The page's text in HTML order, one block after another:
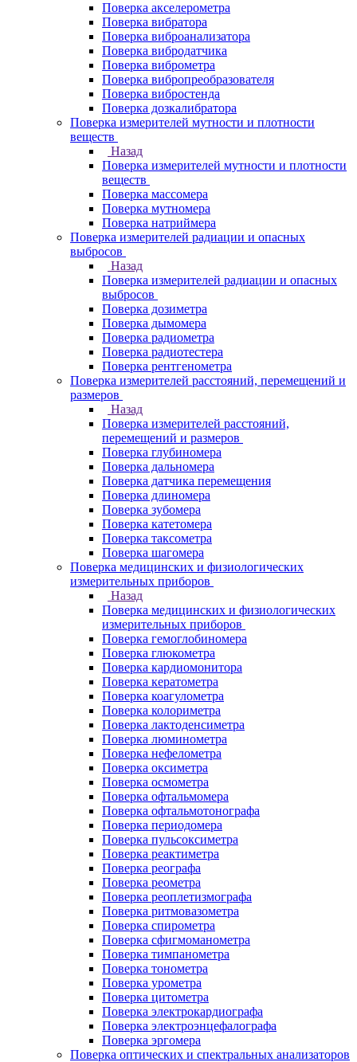
Поверка акселерометра
Поверка вибратора
Поверка виброанализатора
Поверка вибродатчика
Поверка виброметра
Поверка вибропреобразователя
Поверка вибростенда
Поверка дозкалибратора
Поверка измерителей мутности и плотности
веществ
Назад
Поверка измерителей мутности и плотности
веществ
Поверка массомера
Поверка мутномера
Поверка натриймера
Поверка измерителей радиации и опасных
выбросов
Назад
Поверка измерителей радиации и опасных
выбросов
Поверка дозиметра
Поверка дымомера
Поверка радиометра
Поверка радиотестера
Поверка рентгенометра
Поверка измерителей расстояний, перемещений и
размеров
Назад
Поверка измерителей расстояний,
перемещений и размеров
Поверка глубиномера
Поверка дальномера
Поверка датчика перемещения
Поверка длиномера
Поверка зубомера
Поверка катетомера
Поверка таксометра
Поверка шагомера
Поверка медицинских и физиологических
измерительных приборов
Назад
Поверка медицинских и физиологических
измерительных приборов
Поверка гемоглобиномера
Поверка глюкометра
Поверка кардиомонитора
Поверка кератометра
Поверка коагулометра
Поверка колориметра
Поверка лактоденсиметра
Поверка люминометра
Поверка нефелометра
Поверка оксиметра
Поверка осмометра
Поверка офтальмомера
Поверка офтальмотонографа
Поверка периодомера
Поверка пульсоксиметра
Поверка реактиметра
Поверка реографа
Поверка реометра
Поверка реоплетизмографа
Поверка ритмовазометра
Поверка спирометра
Поверка сфигмоманометра
Поверка тимпанометра
Поверка тонометра
Поверка урометра
Поверка цитометра
Поверка электрокардиографа
Поверка электроэнцефалографа
Поверка эргомера
Поверка оптических и спектральных анализаторов